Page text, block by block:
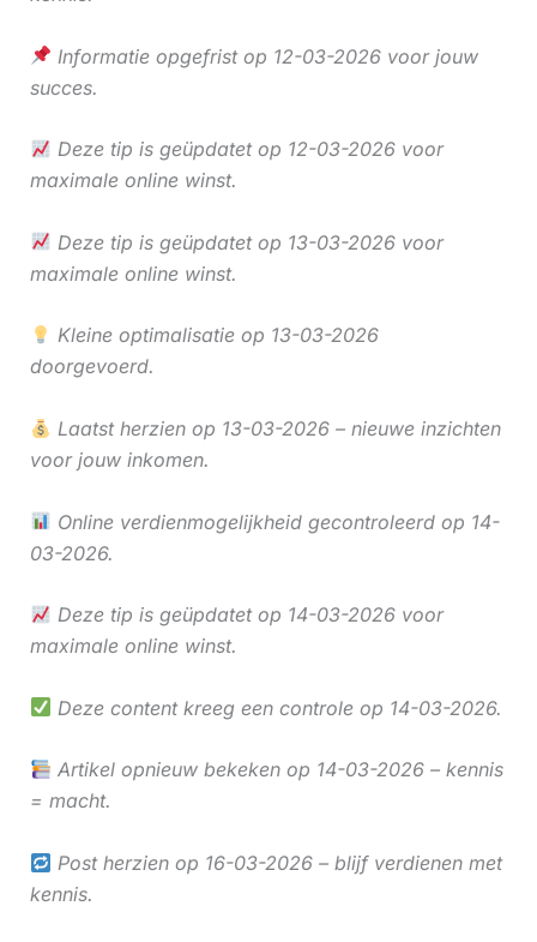
Informatie opgefrist op 12-03-2026 voor jouw
succes.
Deze tip is geüpdatet op 12-03-2026 voor
maximale online winst.
Deze tip is geüpdatet op 13-03-2026 voor
maximale online winst.
Kleine optimalisatie op 13-03-2026
doorgevoerd.
Laatst herzien op 13-03-2026 – nieuwe inzichten
voor jouw inkomen.
Online verdienmogelijkheid gecontroleerd op 14-
03-2026.
Deze tip is geüpdatet op 14-03-2026 voor
maximale online winst.
Deze content kreeg een controle op 14-03-2026.
Artikel opnieuw bekeken op 14-03-2026 – kennis
= macht.
Post herzien op 16-03-2026 – blijf verdienen met
kennis.